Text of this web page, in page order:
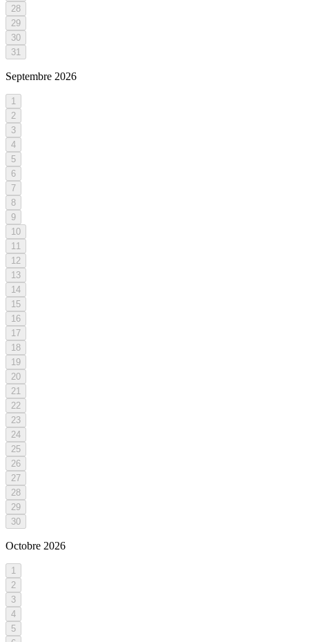
28
29
30
31
Septembre 2026
1
2
3
4
5
6
7
8
9
10
11
12
13
14
15
16
17
18
19
20
21
22
23
24
25
26
27
28
29
30
Octobre 2026
1
2
3
4
5